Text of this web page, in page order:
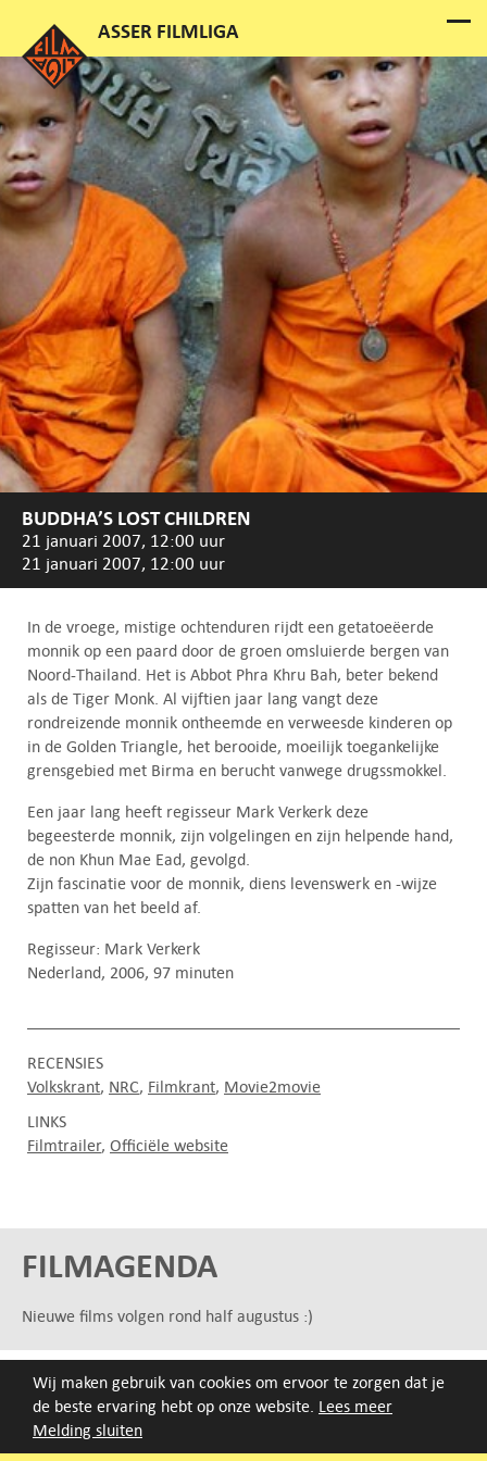
Melding sluiten
Wij maken gebruik van cookies om ervoor te zorgen dat je
de beste ervaring hebt op onze website. Lees meer
BUDDHA’S LOST CHILDREN
21 januari 2007, 12:00 uur
21 januari 2007, 12:00 uur
In de vroege, mistige ochtenduren rijdt een getatoeëerde
monnik op een paard door de groen omsluierde bergen van
Noord-Thailand. Het is Abbot Phra Khru Bah, beter bekend
als de Tiger Monk. Al vijftien jaar lang vangt deze
rondreizende monnik ontheemde en verweesde kinderen op
in de Golden Triangle, het berooide, moeilijk toegankelijke
grensgebied met Birma en berucht vanwege drugssmokkel.
Een jaar lang heeft regisseur Mark Verkerk deze
begeesterde monnik, zijn volgelingen en zijn helpende hand,
de non Khun Mae Ead, gevolgd.
Zijn fascinatie voor de monnik, diens levenswerk en -wijze
spatten van het beeld af.
Regisseur: Mark Verkerk
Nederland, 2006, 97 minuten
RECENSIES
Volkskrant NRC Filmkrant Movie2movie
LINKS
Filmtrailer Officiële website
FILMAGENDA
Nieuwe films volgen rond half augustus :)
ARCHIEF
Druk op de beginletter van de titel of zoek op titel, regisseur
of jaar van eerste vertoning.